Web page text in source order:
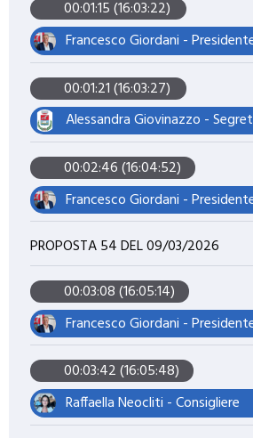
00:01:15 (16:03:22)
00:01:21 (16:03:27)
Alessandra Giovinazzo -
00:02:46 (16:04:52)
PROPOSTA 54 DEL 09/03/2026
00:03:08 (16:05:14)
00:03:42 (16:05:48)
Raffaella Neocliti - Consigliere